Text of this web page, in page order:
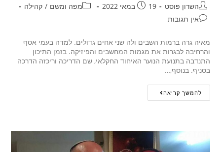
השרון פוסט 19 במאי 2022 מפה ומשם / קהילה
אין תגובות
מאיה גרה ברמות השבים ולה שני אחים גדולים. למדה בעמי אסף
והרחיבה לבגרות את מגמות המחשבים והפיזיקה. בזמן התיכון
התנדבה בתנועת הנוער האיחוד החקלאי, שם הדריכה וריכזה הדרכה
בסניף. בנוסף,…
להמשך קריאה